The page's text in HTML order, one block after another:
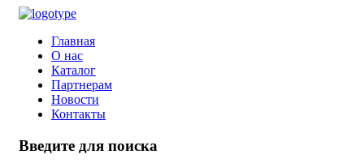
Главная
О нас
Каталог
Партнерам
Новости
Контакты
Введите для поиска